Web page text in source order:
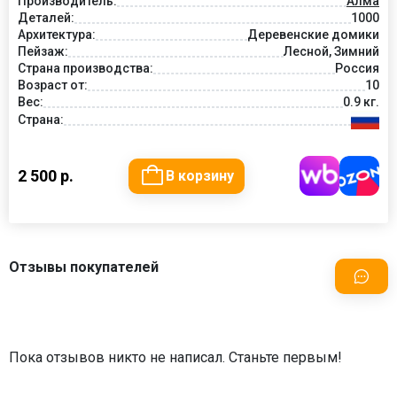
Деталей:
1000
Архитектура:
Деревенские домики
Пейзаж:
Лесной, Зимний
Страна производства:
Россия
Возраст от:
10
Вес:
0.9 кг.
Страна:
2 500 р. В корзину
Отзывы покупателей
Пока отзывов никто не написал. Станьте первым!